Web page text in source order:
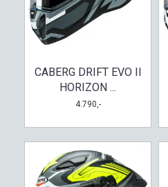
CABERG DRIFT EVO II
HORIZON ...
4.790,-